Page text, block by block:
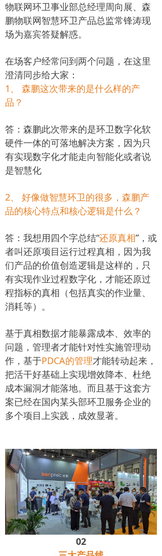
物联网环卫事业部总经理周向展、森
鹏物联网智慧环卫产品总监常锋涛现
场为嘉宾答疑解惑。
在场客户经常问到两个问题，在这里
澄清同步给大家：
1、 森鹏这次带来的是什么样的产
品？
答：森鹏此次带来的是环卫数字化软
硬件一体的可落地解决方案，因为只
有实现数字化才能走向智能化或者说
是智慧化
2、 好像做智慧环卫的很多，森鹏产
品的核心特点和核心逻辑是什么？
答：我想用四个字总结“还原真相”，或
者叫还原项目运行过程真相，因为我
们产品的价值创造逻辑是这样的，只
有实现作业过程数字化，才能还原过
程指标的真相（包括真实的作业量、
消耗等）。
基于真相数据才能暴露成本、效率的
问题，管理者才能针对性实施管理动
作，基于PDCA的管理才能转动起来，
把活干好基础上实现增效降本、杜绝
成本漏洞才能落地。而且基于这套方
案已经在国内某头部环卫服务企业的
多个项目上实践，成效显著。
02